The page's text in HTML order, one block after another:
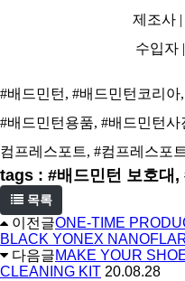
제조사
수입자
#배드민턴, #배드민턴코리
#배드민턴용품, #배드민턴
컴프레스포트, #컴프레스포
tags : #배드민턴 보호대,
목록
이전글ONE-TIME
BLACK YONEX
다음글MAKE YOUR
CLEANING KIT 20.08.28